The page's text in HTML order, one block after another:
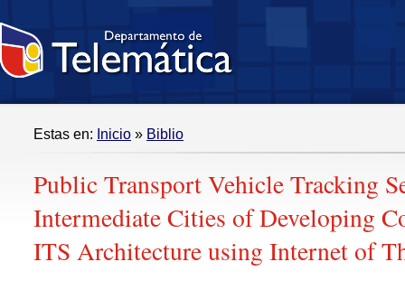
Estas en: Inicio » Biblio
Public Transport Vehicle Tracking
Intermediate Cities of Developing
ITS Architecture using Internet of